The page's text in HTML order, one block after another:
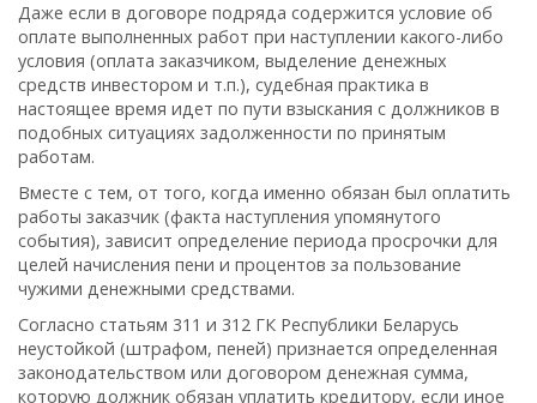
Даже если в договоре подряда содержится условие об
оплате выполненных работ при наступлении какого-либо
условия (оплата заказчиком, выделение денежных
средств инвестором и т.п.), судебная практика в
настоящее время идет по пути взыскания с должников в
подобных ситуациях задолженности по принятым
работам.
Вместе с тем, от того, когда именно обязан был оплатить
работы заказчик (факта наступления упомянутого
события), зависит определение периода просрочки для
целей начисления пени и процентов за пользование
чужими денежными средствами.
Согласно статьям 311 и 312 ГК Республики Беларусь
неустойкой (штрафом, пеней) признается определенная
законодательством или договором денежная сумма,
которую должник обязан уплатить кредитору, если иное